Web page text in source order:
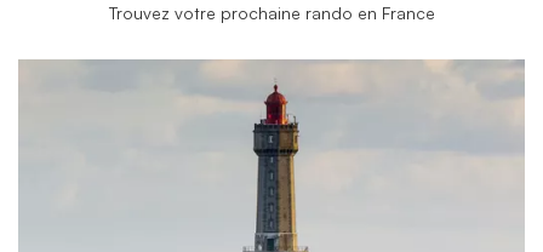
Trouvez votre prochaine rando en France